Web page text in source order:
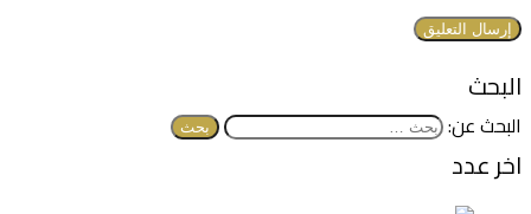
البحث
البحث عن:
اخر عدد